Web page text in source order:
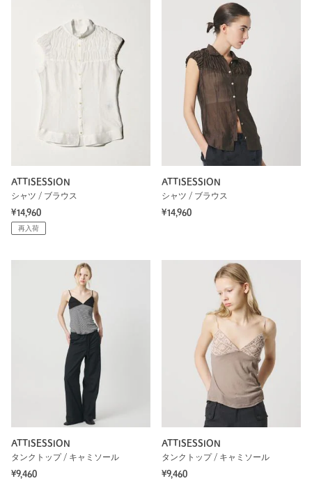
ATTISESSION
シャツ / ブラウス
¥14,960
再入荷
ATTISESSION
シャツ / ブラウス
¥14,960
ATTISESSION
タンクトップ / キャミソール
¥9,460
ATTISESSION
タンクトップ / キャミソール
¥9,460